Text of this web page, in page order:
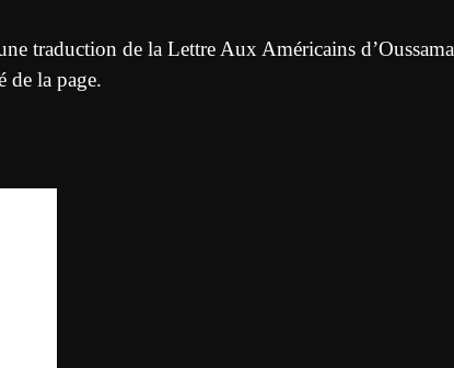
traduction de la Lettre Aux Américains d’Oussama
de la page.